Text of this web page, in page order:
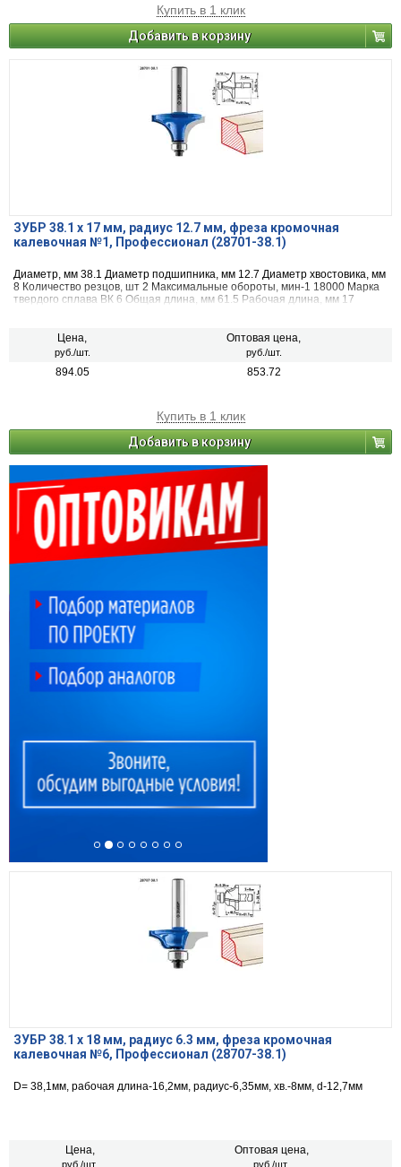
Купить в 1 клик
Добавить в корзину
ЗУБР 38.1 x 17 мм, радиус 12.7 мм, фреза кромочная
калевочная №1, Профессионал (28701-38.1)
Диаметр, мм 38.1 Диаметр подшипника, мм 12.7 Диаметр хвостовика, мм
8 Количество резцов, шт 2 Максимальные обороты, мин-1 18000 Марка
твердого сплава ВК 6 Общая длина, мм 61.5 Рабочая длина, мм 17
Цена,
руб./шт.
Оптовая цена,
руб./шт.
894.05 853.72
Купить в 1 клик
Добавить в корзину
ЗУБР 38.1 x 18 мм, радиус 6.3 мм, фреза кромочная
калевочная №6, Профессионал (28707-38.1)
D= 38,1мм, рабочая длина-16,2мм, радиус-6,35мм, хв.-8мм, d-12,7мм
Цена,
руб./шт.
Оптовая цена,
руб./шт.